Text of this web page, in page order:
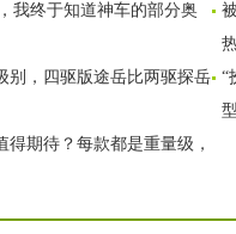
后能热卖吗？
两驱探岳更
我终于知道神车的部分奥
别，四驱版途岳比两驱探岳
“
型
得期待？每款都是重量级，